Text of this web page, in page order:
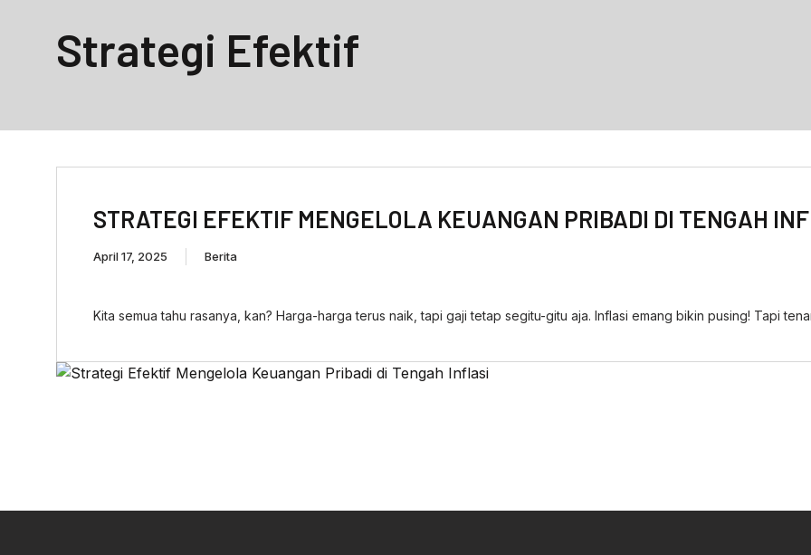
Strategi Efektif
STRATEGI EFEKTIF MENGELOLA KEUANGAN PRIBADI DI TENGAH
April 17, 2025 Berita
Kita semua tahu rasanya, kan? Harga-harga terus naik, tapi gaji tetap segitu-gitu aja. Inflasi emang bikin pusing! Tapi